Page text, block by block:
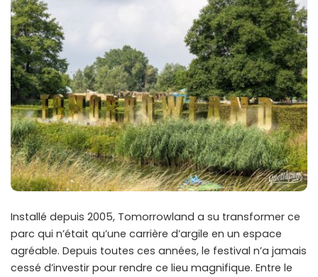
Installé depuis 2005, Tomorrowland a su transformer ce
parc qui n’était qu’une carrière d’argile en un espace
agréable. Depuis toutes ces années, le festival n’a jamais
cessé d’investir pour rendre ce lieu magnifique. Entre le